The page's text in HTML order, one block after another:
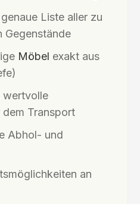
Liste aller zu
Gegenstände
Möbel exakt aus
wertvolle
Transport
Abhol- und
an